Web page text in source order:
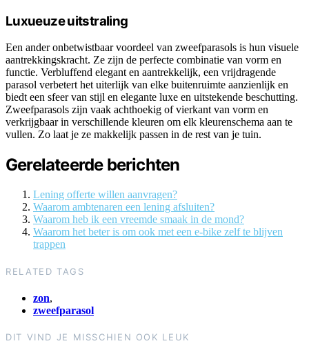
Luxueuze uitstraling
Een ander onbetwistbaar voordeel van zweefparasols is hun visuele
aantrekkingskracht. Ze zijn de perfecte combinatie van vorm en
functie. Verbluffend elegant en aantrekkelijk, een vrijdragende
parasol verbetert het uiterlijk van elke buitenruimte aanzienlijk en
biedt een sfeer van stijl en elegante luxe en uitstekende beschutting.
Zweefparasols zijn vaak achthoekig of vierkant van vorm en
verkrijgbaar in verschillende kleuren om elk kleurenschema aan te
vullen. Zo laat je ze makkelijk passen in de rest van je tuin.
Gerelateerde berichten
Lening offerte willen aanvragen?
Waarom ambtenaren een lening afsluiten?
Waarom heb ik een vreemde smaak in de mond?
Waarom het beter is om ook met een e-bike zelf te blijven
trappen
RELATED TAGS
zon,
zweefparasol
DIT VIND JE MISSCHIEN OOK LEUK